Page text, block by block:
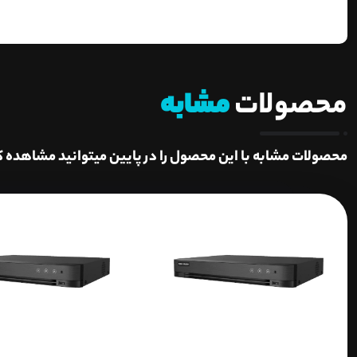
محصولاتمشابه
محصولات مشابه با این محصول را در پایین میتوانید مشاهده